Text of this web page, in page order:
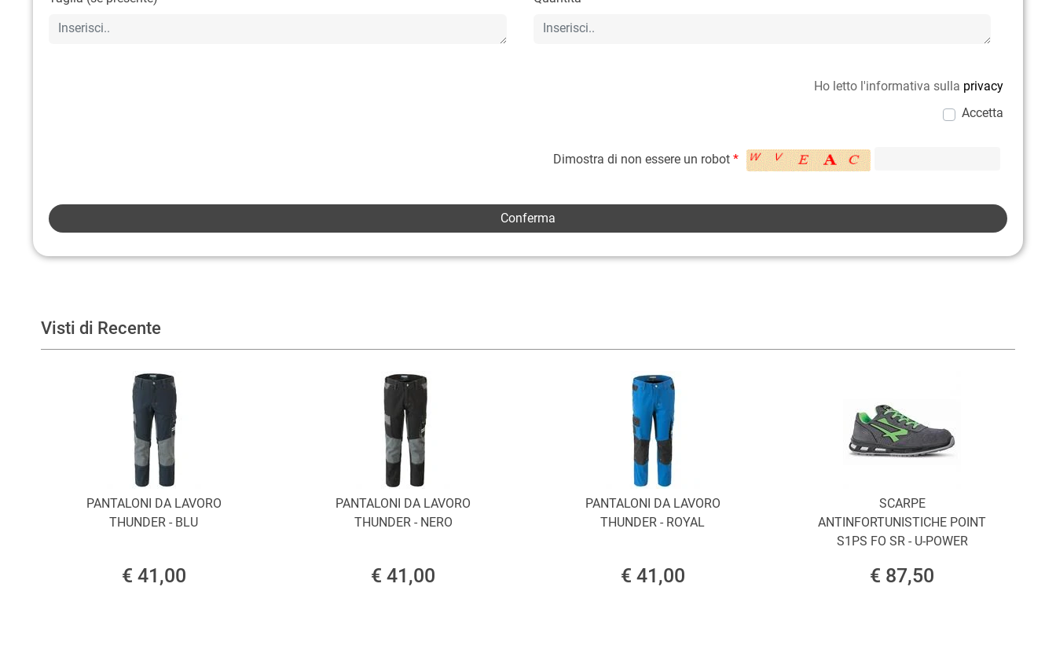
Ho letto l'informativa sulla privacy
Accetta
Dimostra di non essere un robot *
Visti di Recente
PANTALONI DA LAVORO
THUNDER - BLU
€ 41,00
PANTALONI DA LAVORO
THUNDER - NERO
€ 41,00
PANTALONI DA LAVORO
THUNDER - ROYAL
€ 41,00
SCARPE
ANTINFORTUNISTICHE POINT
S1PS FO SR - U-POWER
€ 87,50